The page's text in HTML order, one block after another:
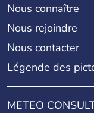
Nous connaître
Nous rejoindre
Nous contacter
Légende des
METEO